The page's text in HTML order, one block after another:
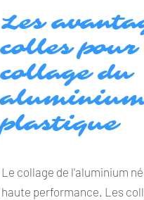
Les
colles
collage du
plastique
Le collage de l'aluminium
haute performance. Les